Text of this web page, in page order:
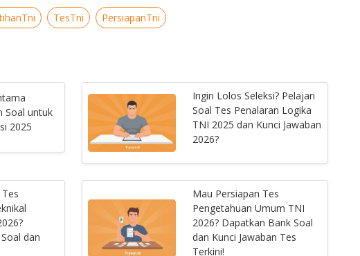
TesTni PersiapanTni
Soal untuk
2025
Ingin Lolos Seleksi? Pelajari
Soal Tes Penalaran Logika
TNI 2025 dan Kunci Jawaban
2026?
dan
Mau Persiapan Tes
Pengetahuan Umum TNI
2026? Dapatkan Bank Soal
dan Kunci Jawaban Tes
Terkini!